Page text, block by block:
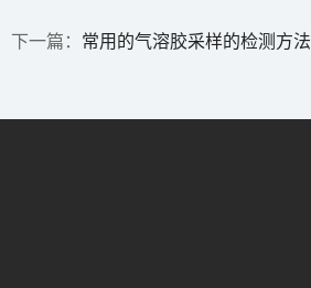
常用的气溶胶采样的检测方法有哪些？